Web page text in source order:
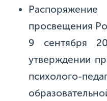
просвещения
9 сентября
утверждении
психолого-